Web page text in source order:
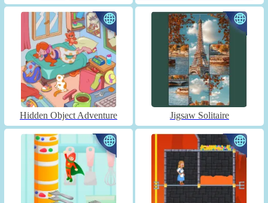
Hidden Object Adventure Jigsaw Solitaire